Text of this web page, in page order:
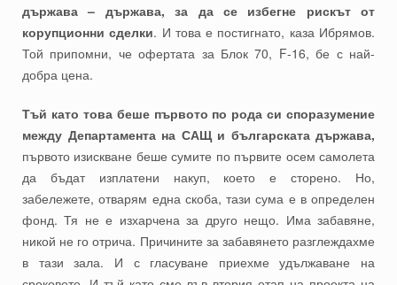
държава – държава, за да се избегне рискът от
корупционни сделки. И това е постигнато, каза Ибрямов.
Той припомни, че офертата за Блок 70, F-16, бе с най-
добра цена.
Тъй като това беше първото по рода си споразумение
между Департамента на САЩ и българската държава,
първото изискване беше сумите по първите осем самолета
да бъдат изплатени накуп, което е сторено. Но,
забележете, отварям една скоба, тази сума е в определен
фонд. Тя не е изхарчена за друго нещо. Има забавяне,
никой не го отрича. Причините за забавянето разглеждахме
в тази зала. И с гласуване приехме удължаване на